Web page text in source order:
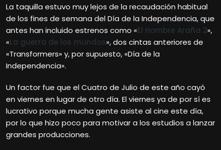
La taquilla estuvo muy lejos de la recaudación habitual
de los fines de semana del Día de la Independencia, que
antes han incluido estrenos como «El Hombre Araña 2»,
«La guerra de los mundos», dos cintas anteriores de
«Transformers» y, por supuesto, «Día de la
Independencia».
Un factor fue que el Cuatro de Julio de este año cayó
en viernes en lugar de otro día. El viernes ya de por sí es
lucrativo porque mucha gente asiste al cine este día,
por lo que hizo poco para motivar a los estudios a lanzar
grandes producciones.